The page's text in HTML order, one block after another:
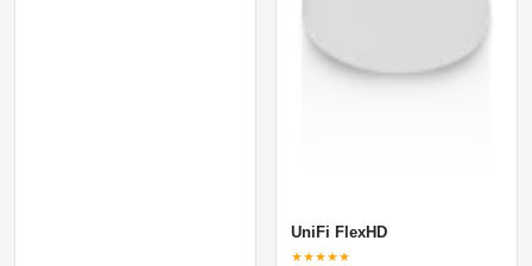
UniFi FlexHD
★★★★★